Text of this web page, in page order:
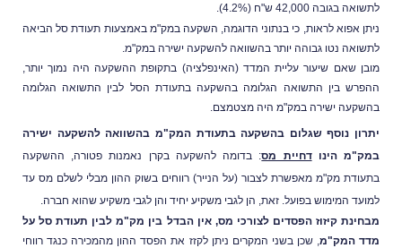
בגובה 42,000 ש"ח (4.2%).
אפוא לראות, כי בנתוני הדוגמה, השקעה במק"מ באמצעות תעודת סל הביאה
נטו גבוהה יותר בהשוואה להשקעה ישירה במק"מ.
שאם שיעור עליית המדד (האינפלציה) בתקופת ההשקעה היה נמוך יותר,
בין התשואה הגלומה בהשקעה בתעודת הסל לבין התשואה הגלומה
ישירה במק"מ היה מצטמצם.
נוסף שגלום בהשקעה בתעודת המק"מ בהשוואה להשקעה ישירה
הינודחיית מס: בדומה להשקעה בקרן נאמנות פטורה, ההשקעה
מק"מ מאפשרת לצבור (על הנייר) רווחים בשוק ההון מבלי לשלם מס עד
המימוש בפועל. זאת, הן לגבי משקיע יחיד והן לגבי משקיע שהוא חברה.
קיזוז הפסדים לצורכי מס, אין הבדל בין מק"מ לבין תעודת סל על
המק"מ, שכן בשני המקרים ניתן לקזז את הפסד ההון מהמכירה כנגד רווחי